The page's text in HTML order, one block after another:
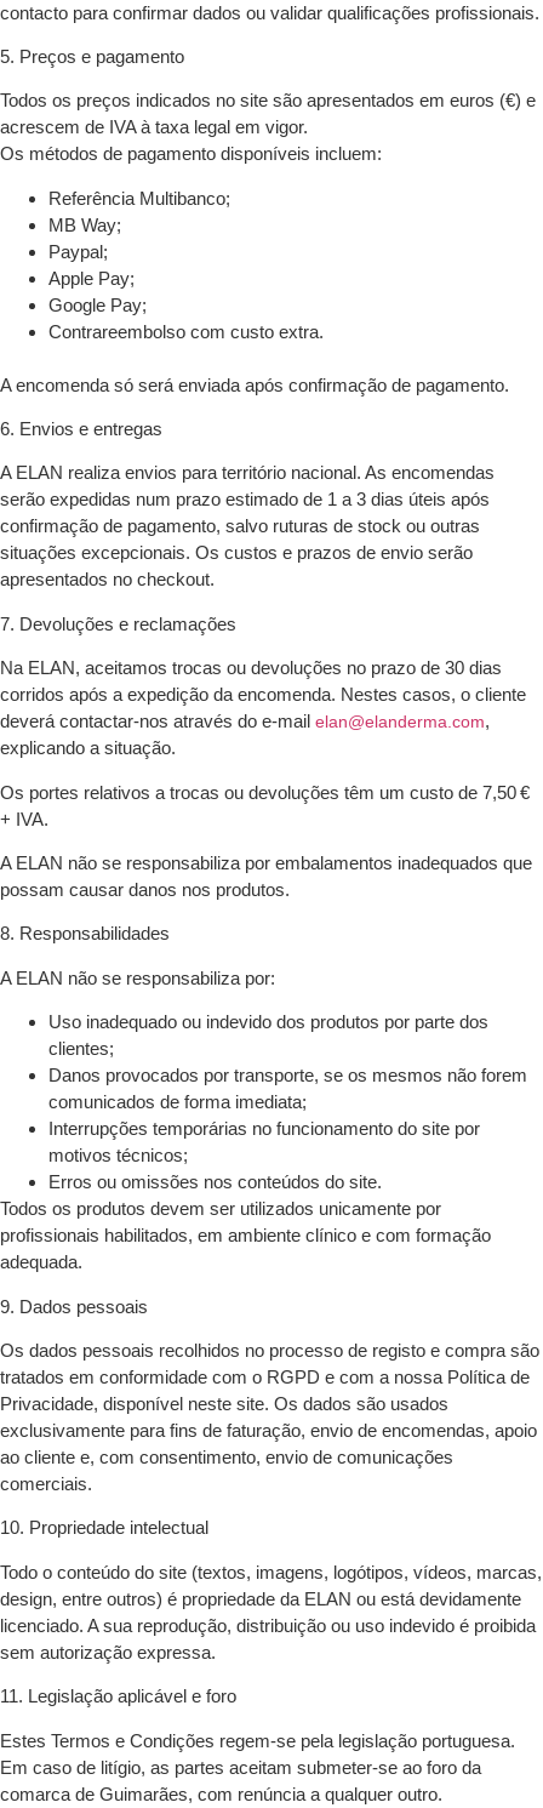
contacto para confirmar dados ou validar qualificações profissionais.
5. Preços e pagamento
Todos os preços indicados no site são apresentados em euros (€) e
acrescem de IVA à taxa legal em vigor.
Os métodos de pagamento disponíveis incluem:
Referência Multibanco;
MB Way;
Paypal;
Apple Pay;
Google Pay;
Contrareembolso com custo extra.
A encomenda só será enviada após confirmação de pagamento.
6. Envios e entregas
A ELAN realiza envios para território nacional. As encomendas
serão expedidas num prazo estimado de 1 a 3 dias úteis após
confirmação de pagamento, salvo ruturas de stock ou outras
situações excepcionais. Os custos e prazos de envio serão
apresentados no checkout.
7. Devoluções e reclamações
Na ELAN, aceitamos trocas ou devoluções no prazo de 30 dias
corridos após a expedição da encomenda. Nestes casos, o cliente
deverá contactar-nos através do e-mail elan@elanderma.com,
explicando a situação.
Os portes relativos a trocas ou devoluções têm um custo de 7,50 €
+ IVA.
A ELAN não se responsabiliza por embalamentos inadequados que
possam causar danos nos produtos.
8. Responsabilidades
A ELAN não se responsabiliza por:
Uso inadequado ou indevido dos produtos por parte dos
clientes;
Danos provocados por transporte, se os mesmos não forem
comunicados de forma imediata;
Interrupções temporárias no funcionamento do site por
motivos técnicos;
Erros ou omissões nos conteúdos do site.
Todos os produtos devem ser utilizados unicamente por
profissionais habilitados, em ambiente clínico e com formação
adequada.
9. Dados pessoais
Os dados pessoais recolhidos no processo de registo e compra são
tratados em conformidade com o RGPD e com a nossa Política de
Privacidade, disponível neste site. Os dados são usados
exclusivamente para fins de faturação, envio de encomendas, apoio
ao cliente e, com consentimento, envio de comunicações
comerciais.
10. Propriedade intelectual
Todo o conteúdo do site (textos, imagens, logótipos, vídeos, marcas,
design, entre outros) é propriedade da ELAN ou está devidamente
licenciado. A sua reprodução, distribuição ou uso indevido é proibida
sem autorização expressa.
11. Legislação aplicável e foro
Estes Termos e Condições regem-se pela legislação portuguesa.
Em caso de litígio, as partes aceitam submeter-se ao foro da
comarca de Guimarães, com renúncia a qualquer outro.